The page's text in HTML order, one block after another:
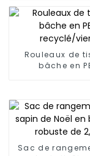
votre vie en
Rouleaux de
bâche en
Sac de